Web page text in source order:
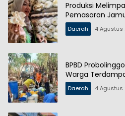
Produksi
Pemasaran
Daerah 4 Agustus
BPBD
Warga
Daerah 4 Agustus